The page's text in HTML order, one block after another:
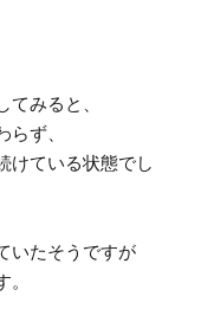
みると、
ず、
けている状態でし
いたそうですが